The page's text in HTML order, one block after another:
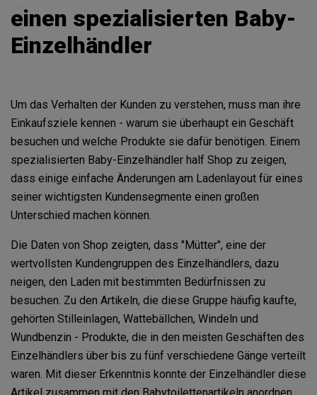
einen spezialisierten Baby-
Einzelhändler
Um das Verhalten der Kunden zu verstehen, muss man ihre
Einkaufsziele kennen - warum sie überhaupt ein Geschäft
besuchen und welche Produkte sie dafür benötigen. Einem
spezialisierten Baby-Einzelhändler half Shop zu zeigen,
dass einige einfache Änderungen am Ladenlayout für eines
seiner wichtigsten Kundensegmente einen großen
Unterschied machen können.
Die Daten von Shop zeigten, dass "Mütter", eine der
wertvollsten Kundengruppen des Einzelhändlers, dazu
neigen, den Laden mit bestimmten Bedürfnissen zu
besuchen. Zu den Artikeln, die diese Gruppe häufig kaufte,
gehörten Stilleinlagen, Wattebällchen, Windeln und
Wundbenzin - Produkte, die in den meisten Geschäften des
Einzelhändlers über bis zu fünf verschiedene Gänge verteilt
waren. Mit dieser Erkenntnis konnte der Einzelhändler diese